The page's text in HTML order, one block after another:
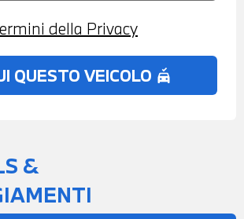
- ACTIVE GUARD -
PLUS - NAVIGATORE -
- USB - RADIO DIGITALE
- RETROVISORE
-
della Privacy
QUESTO VEICOLO no_crash
&